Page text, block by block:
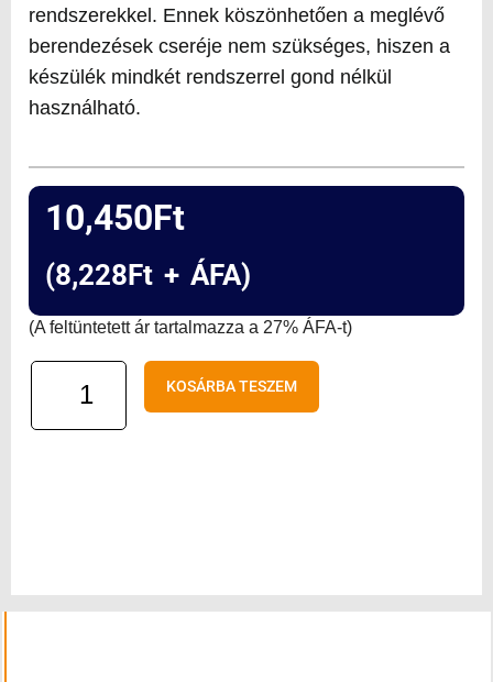
rendszerekkel. Ennek köszönhetően a meglévő
berendezések cseréje nem szükséges, hiszen a
készülék mindkét rendszerrel gond nélkül
használható.
10,450Ft
(8,228Ft + ÁFA)
(A feltüntetett ár tartalmazza a 27% ÁFA-t)
Twin
KOSÁRBA TESZEM